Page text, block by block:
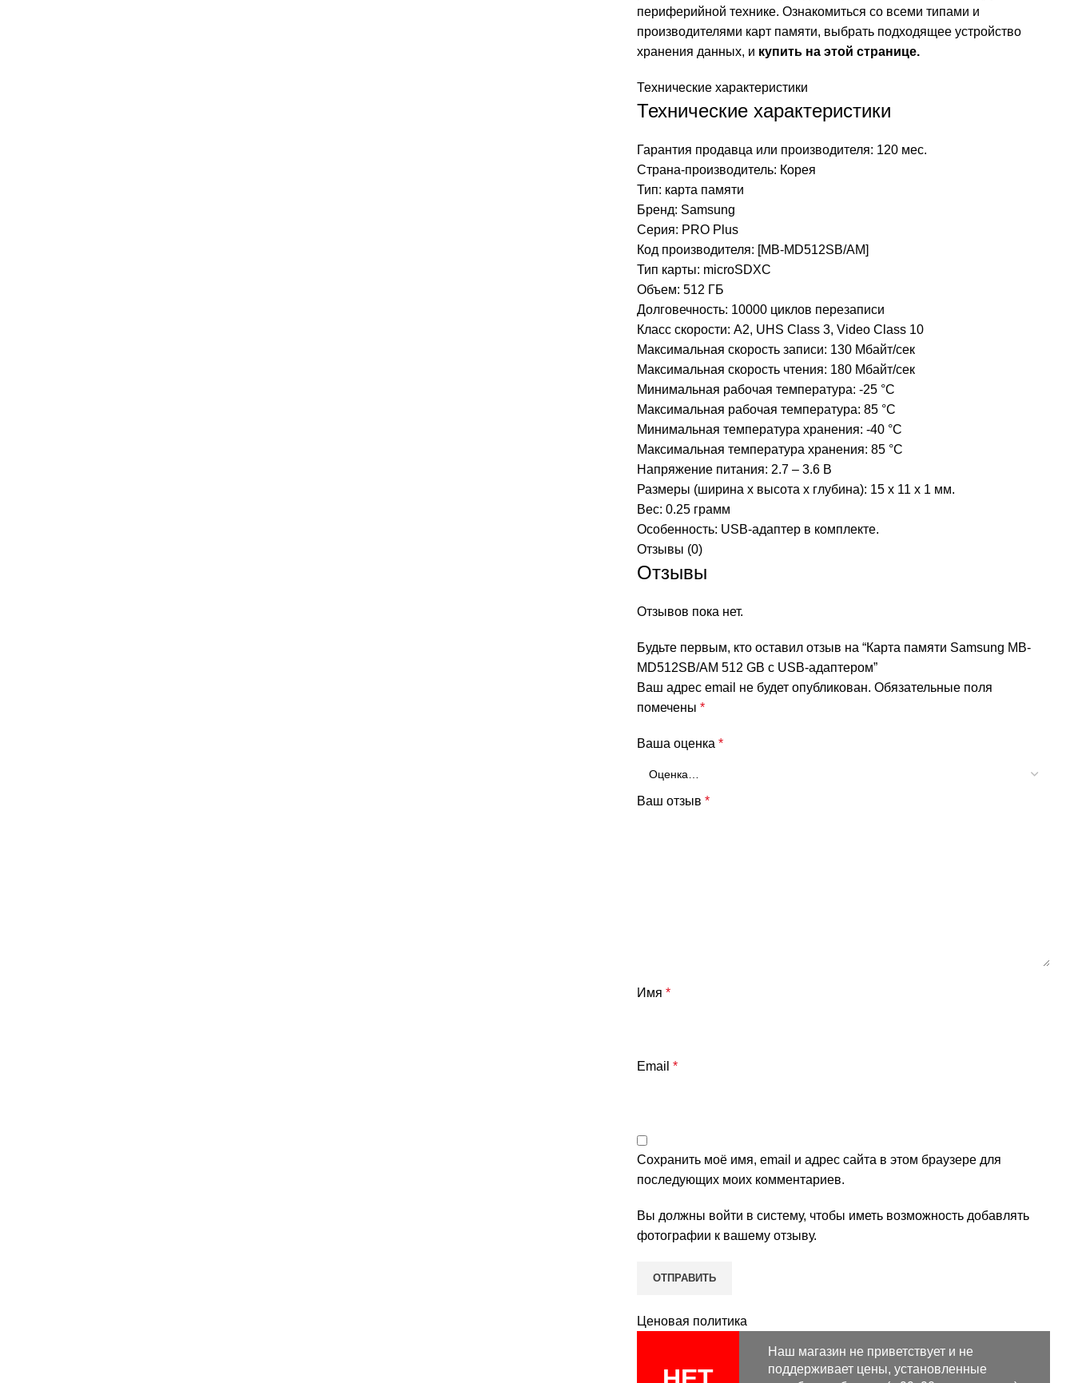
периферийной технике. Ознакомиться со всеми типами и
производителями карт памяти, выбрать подходящее устройство
хранения данных, и купить на этой странице.
Технические характеристики
Технические характеристики
Гарантия продавца или производителя: 120 мес.
Страна-производитель: Корея
Тип: карта памяти
Бренд: Samsung
Серия: PRO Plus
Код производителя: [MB-MD512SB/AM]
Тип карты: microSDXC
Объем: 512 ГБ
Долговечность: 10000 циклов перезаписи
Класс скорости: A2, UHS Class 3, Video Class 10
Максимальная скорость записи: 130 Мбайт/сек
Максимальная скорость чтения: 180 Мбайт/сек
Минимальная рабочая температура: -25 °C
Максимальная рабочая температура: 85 °C
Минимальная температура хранения: -40 °C
Максимальная температура хранения: 85 °C
Напряжение питания: 2.7 – 3.6 В
Размеры (ширина x высота x глубина): 15 x 11 x 1 мм.
Вес: 0.25 грамм
Особенность: USB-адаптер в комплекте.
Отзывы (0)
Отзывы
Отзывов пока нет.
Будьте первым, кто оставил отзыв на “Карта памяти Samsung MB-
MD512SB/AM 512 GB с USB-адаптером”
Ваш адрес email не будет опубликован. Обязательные поля
помечены *
Ваша оценка *
Ваш отзыв *
Имя *
Email *
Сохранить моё имя, email и адрес сайта в этом браузере для
последующих моих комментариев.
Вы должны войти в систему, чтобы иметь возможность добавлять
фотографии к вашему отзыву.
Ценовая политика
Наш магазин не приветствует и не
поддерживает цены, установленные